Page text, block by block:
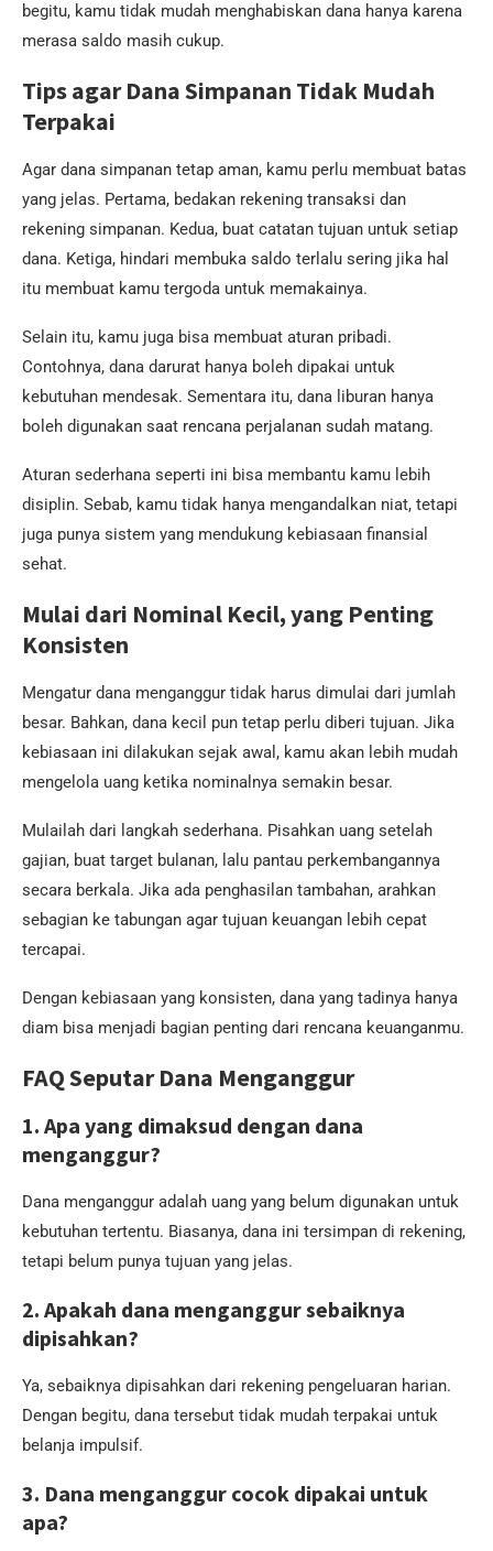
begitu, kamu tidak mudah menghabiskan dana hanya karena
merasa saldo masih cukup.
Tips agar Dana Simpanan Tidak Mudah
Terpakai
Agar dana simpanan tetap aman, kamu perlu membuat batas
yang jelas. Pertama, bedakan rekening transaksi dan
rekening simpanan. Kedua, buat catatan tujuan untuk setiap
dana. Ketiga, hindari membuka saldo terlalu sering jika hal
itu membuat kamu tergoda untuk memakainya.
Selain itu, kamu juga bisa membuat aturan pribadi.
Contohnya, dana darurat hanya boleh dipakai untuk
kebutuhan mendesak. Sementara itu, dana liburan hanya
boleh digunakan saat rencana perjalanan sudah matang.
Aturan sederhana seperti ini bisa membantu kamu lebih
disiplin. Sebab, kamu tidak hanya mengandalkan niat, tetapi
juga punya sistem yang mendukung kebiasaan finansial
sehat.
Mulai dari Nominal Kecil, yang Penting
Konsisten
Mengatur dana menganggur tidak harus dimulai dari jumlah
besar. Bahkan, dana kecil pun tetap perlu diberi tujuan. Jika
kebiasaan ini dilakukan sejak awal, kamu akan lebih mudah
mengelola uang ketika nominalnya semakin besar.
Mulailah dari langkah sederhana. Pisahkan uang setelah
gajian, buat target bulanan, lalu pantau perkembangannya
secara berkala. Jika ada penghasilan tambahan, arahkan
sebagian ke tabungan agar tujuan keuangan lebih cepat
tercapai.
Dengan kebiasaan yang konsisten, dana yang tadinya hanya
diam bisa menjadi bagian penting dari rencana keuanganmu.
FAQ Seputar Dana Menganggur
1. Apa yang dimaksud dengan dana
menganggur?
Dana menganggur adalah uang yang belum digunakan untuk
kebutuhan tertentu. Biasanya, dana ini tersimpan di rekening,
tetapi belum punya tujuan yang jelas.
2. Apakah dana menganggur sebaiknya
dipisahkan?
Ya, sebaiknya dipisahkan dari rekening pengeluaran harian.
Dengan begitu, dana tersebut tidak mudah terpakai untuk
belanja impulsif.
3. Dana menganggur cocok dipakai untuk
apa?